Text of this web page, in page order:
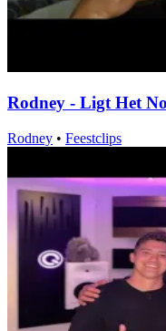
Rodney - Ligt Het
Rodney • Feestclips